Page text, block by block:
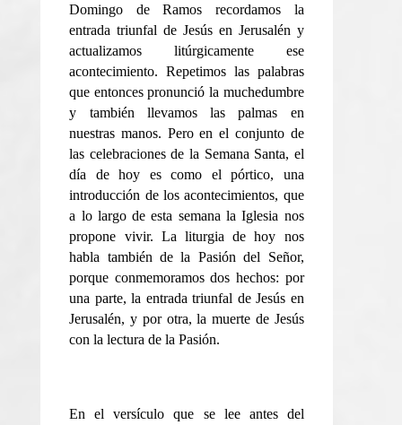
Domingo de Ramos recordamos la
entrada triunfal de Jesús en Jerusalén y
actualizamos litúrgicamente ese
acontecimiento. Repetimos las palabras
que entonces pronunció la muchedumbre
y también llevamos las palmas en
nuestras manos. Pero en el conjunto de
las celebraciones de la Semana Santa, el
día de hoy es como el pórtico, una
introducción de los acontecimientos, que
a lo largo de esta semana la Iglesia nos
propone vivir. La liturgia de hoy nos
habla también de la Pasión del Señor,
porque conmemoramos dos hechos: por
una parte, la entrada triunfal de Jesús en
Jerusalén, y por otra, la muerte de Jesús
con la lectura de la Pasión.
En el versículo que se lee antes del